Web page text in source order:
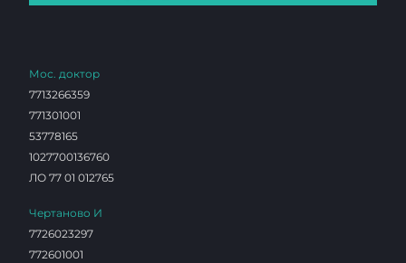
Мос. доктор
7713266359
771301001
53778165
1027700136760
ЛО 77 01 012765
Чертаново И
7726023297
772601001